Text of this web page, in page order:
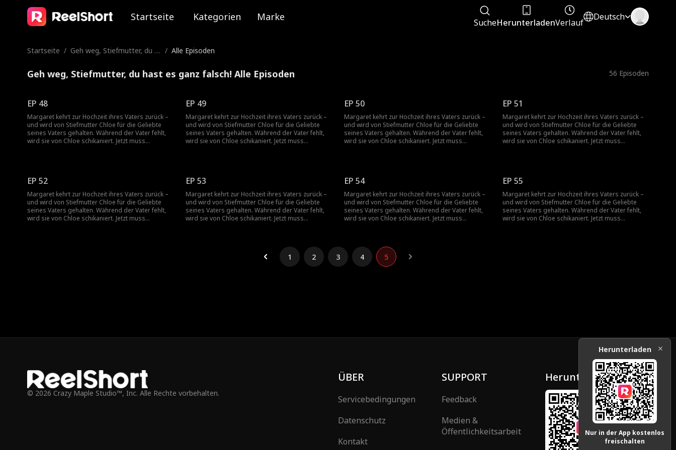
Startseite Kategorien Marke SucheHerunterladenVerlauf
Deutsch
Startseite / Geh weg, Stiefmutter, du h
/ Alle Episoden
Geh weg, Stiefmutter, du hast es ganz falsch! Alle Episoden 56 Episoden
EP 48
Margaret kehrt zur Hochzeit ihres Vaters zurück –
und wird von Stiefmutter Chloe für die Geliebte
seines Vaters gehalten. Während der Vater fehlt,
wird sie von Chloe schikaniert. Jetzt muss
EP 49
Margaret kehrt zur Hochzeit ihres Vaters zurück –
und wird von Stiefmutter Chloe für die Geliebte
seines Vaters gehalten. Während der Vater fehlt,
wird sie von Chloe schikaniert. Jetzt muss
EP 50
Margaret kehrt zur Hochzeit ihres Vaters zurück –
und wird von Stiefmutter Chloe für die Geliebte
seines Vaters gehalten. Während der Vater fehlt,
wird sie von Chloe schikaniert. Jetzt muss
EP 51
Margaret kehrt zur Hochzeit ihres Vaters zurück –
und wird von Stiefmutter Chloe für die Geliebte
seines Vaters gehalten. Während der Vater fehlt,
wird sie von Chloe schikaniert. Jetzt muss
EP 52
Margaret kehrt zur Hochzeit ihres Vaters zurück –
und wird von Stiefmutter Chloe für die Geliebte
seines Vaters gehalten. Während der Vater fehlt,
wird sie von Chloe schikaniert. Jetzt muss
EP 53
Margaret kehrt zur Hochzeit ihres Vaters zurück –
und wird von Stiefmutter Chloe für die Geliebte
seines Vaters gehalten. Während der Vater fehlt,
wird sie von Chloe schikaniert. Jetzt muss
EP 54
Margaret kehrt zur Hochzeit ihres Vaters zurück –
und wird von Stiefmutter Chloe für die Geliebte
seines Vaters gehalten. Während der Vater fehlt,
wird sie von Chloe schikaniert. Jetzt muss
EP 55
Margaret kehrt zur Hochzeit ihres Vaters zurück –
und wird von Stiefmutter Chloe für die Geliebte
seines Vaters gehalten. Während der Vater fehlt,
wird sie von Chloe schikaniert. Jetzt muss
1 2 3 4 5
© 2026 Crazy Maple Studio™, Inc. Alle Rechte vorbehalten.
ÜBER
Servicebedingungen
Datenschutz
Kontakt
SUPPORT
Feedback
Medien &
Öffentlichkeitsarbeit
Herunterladen
Herunterladen
Nur in der App kostenlos
freischalten